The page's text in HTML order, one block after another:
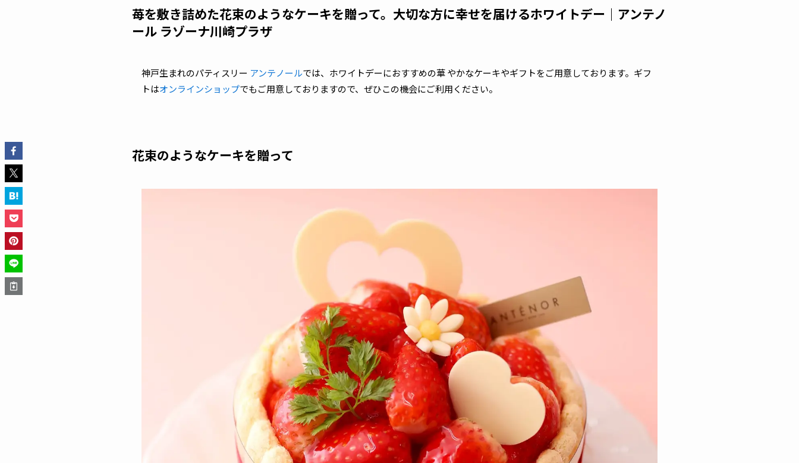
苺を敷き詰めた花束のようなケーキを贈って。大切な方に幸せを届けるホワイトデー｜アンテノ
ール ラゾーナ川崎プラザ
神戸生まれのパティスリー アンテノールでは、ホワイトデーにおすすめの華 やかなケーキやギフトをご用意しております。ギフ
トはオンラインショップでもご用意しておりますので、ぜひこの機会にご利用ください。
花束のようなケーキを贈って